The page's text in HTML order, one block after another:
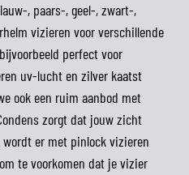
, paars-, geel-, zwart-,
vizieren voor verschillende
perfect voor
uv-lucht en zilver kaatst
ook een ruim aanbod met
zorgt dat jouw zicht
er met pinlock vizieren
te voorkomen dat je vizier